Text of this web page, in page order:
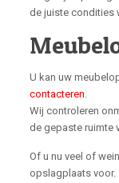
de juiste condities
U kan uw
contacteren.
Wij controleren
de gepaste ruimte
Of u nu veel of
opslagplaats voor.